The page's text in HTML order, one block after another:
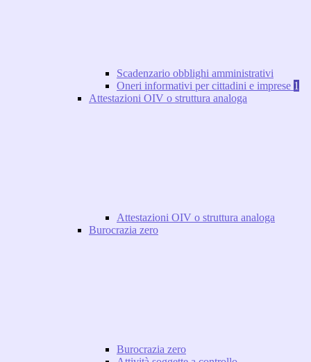
Scadenzario obblighi amministrativi
Oneri informativi per cittadini e imprese 1
Attestazioni OIV o struttura analoga
Attestazioni OIV o struttura analoga
Burocrazia zero
Burocrazia zero